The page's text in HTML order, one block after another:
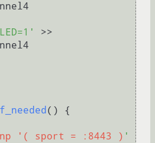
>>
() {
'( sport = :8443 ) '